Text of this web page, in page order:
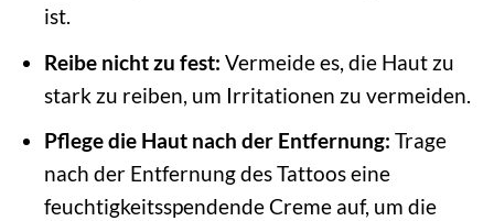
ist.
Reibe nicht zu fest: Vermeide es, die Haut zu
stark zu reiben, um Irritationen zu vermeiden.
Pflege die Haut nach der Entfernung: Trage
nach der Entfernung des Tattoos eine
feuchtigkeitsspendende Creme auf, um die